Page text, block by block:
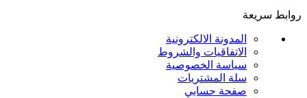
روابط سريعة
المدونة الالكترونية
الاتفاقيات والشروط
سياسة الخصوصية
سلة المشتريات
صفحة حسابي